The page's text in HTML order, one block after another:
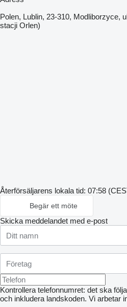
Polen, Lublin, 23-310, Modliborzyce,
stacji Orlen)
Återförsäljarens lokala tid: 07:58
Begär ett möte
Skicka meddelandet med e-post
Kontrollera telefonnumret: det ska
och inkludera landskoden. Vi arbetar